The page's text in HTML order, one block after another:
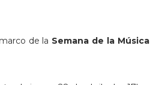
de la Semana de la Música